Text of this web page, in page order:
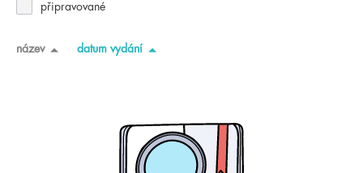
připravované
název datum vydání